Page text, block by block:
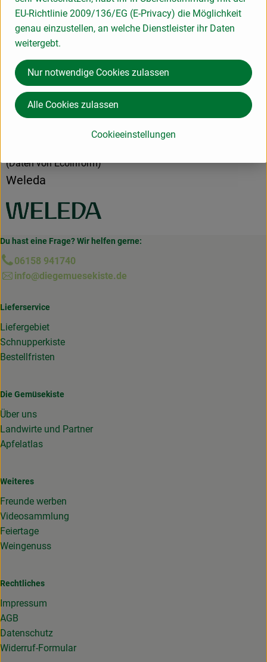
Deutschland
Weleda AG
D 73525 Schwäbisch Gmünd
Hochwertige Naturpflegeprodukte für Gesicht, Körper &
Haar.
Natürlich wirksame anthroposophische Arzneimittel.
(Daten von Ecoinform)
Weleda
Du hast eine Frage? Wir helfen gerne:
06158 941740
info@diegemuesekiste.de
Lieferservice
Liefergebiet
Schnupperkiste
Bestellfristen
Die Gemüsekiste
Über uns
Landwirte und Partner
Apfelatlas
Weiteres
Freunde werben
Videosammlung
Feiertage
Weingenuss
Rechtliches
Impressum
AGB
Datenschutz
Widerruf-Formular
EU-Richtlinie 2009/136/EG (E-Privacy) die Möglichkeit
genau einzustellen, an welche Dienstleister ihr Daten
weitergebt.
Cookieeinstellungen
Nur notwendige Cookies zulassen
Alle Cookies zulassen